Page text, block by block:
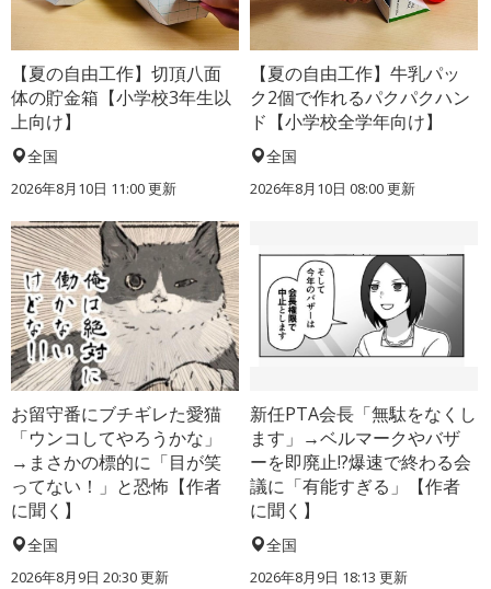
【夏の自由工作】切頂八面
体の貯金箱【小学校3年生以
上向け】
全国
2026年8月10日 11:00更新
【夏の自由工作】牛乳パッ
ク2個で作れるパクパクハン
ド【小学校全学年向け】
全国
2026年8月10日 08:00更新
お留守番にブチギレた愛猫
「ウンコしてやろうかな」
→まさかの標的に「目が笑
ってない！」と恐怖【作者
に聞く】
全国
2026年8月9日 20:30更新
新任PTA会長「無駄をなくし
ます」→ベルマークやバザ
ーを即廃止!?爆速で終わる会
議に「有能すぎる」【作者
に聞く】
全国
2026年8月9日 18:13 更新